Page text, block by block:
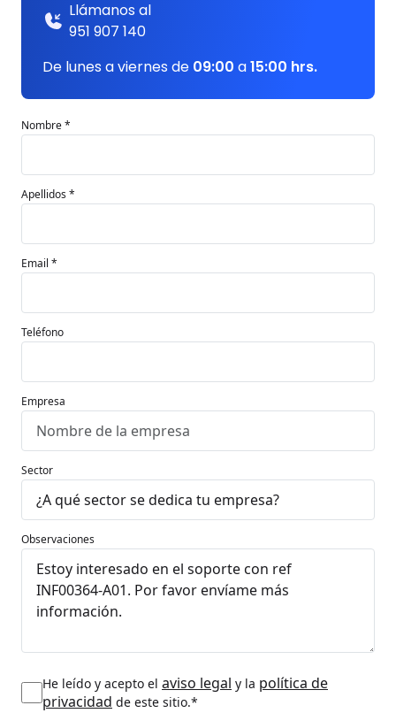
Llámanos al
951 907 140
De lunes a viernes de 09:00 a15:00 hrs.
Nombre *
Apellidos *
Email *
Teléfono
Empresa
Sector
Observaciones
He leído y acepto el aviso legal y la política de
privacidad de este sitio.*